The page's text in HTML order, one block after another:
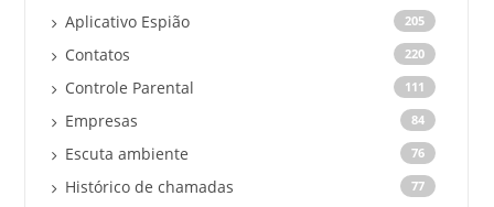
Aplicativo Espião 205
Contatos 220
Controle Parental 111
Empresas 84
Escuta ambiente 76
Histórico de chamadas 77